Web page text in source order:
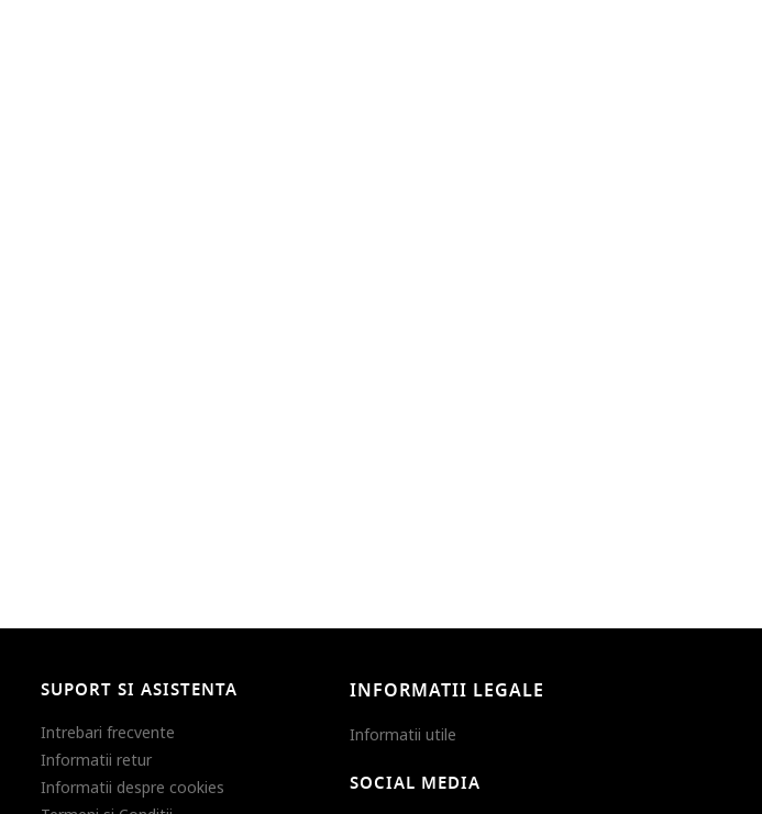
SUPORT SI ASISTENTA
Intrebari frecvente
Informatii retur
Informatii despre cookies
INFORMATII LEGALE
Informatii utile
SOCIAL MEDIA